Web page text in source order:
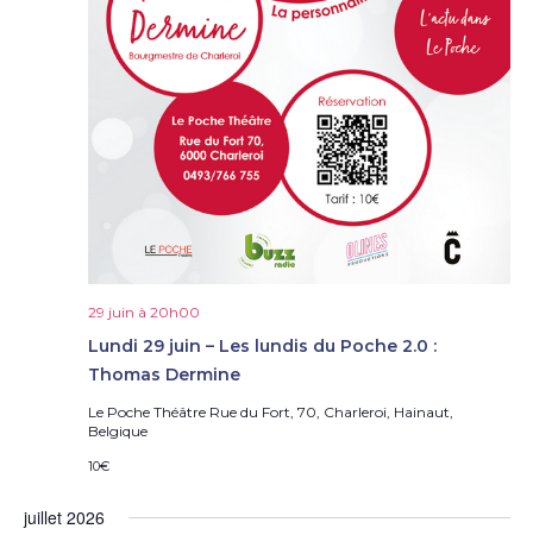
Lundi 29 juin – Les lundis du Poche 2.0 :
Thomas Dermine
29 juin à 20h00
Le Poche Théâtre Rue du Fort, 70, Charleroi, Hainaut,
Belgique
10€
juillet 2026